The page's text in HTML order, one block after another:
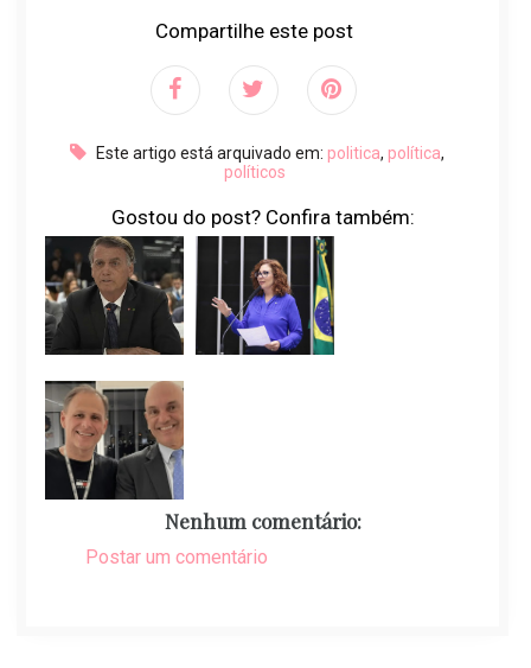
Compartilhe este post
Este artigo está arquivado em: politica, política,
políticos
Gostou do post? Confira também:
Nenhum comentário:
Postar um comentário